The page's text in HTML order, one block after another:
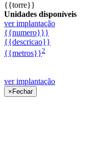
{{torre}}
Unidades disponíveis
ver implantação
{{numero}}}
{{descricao}}
{{metros}}2
ver implantação
×Fechar